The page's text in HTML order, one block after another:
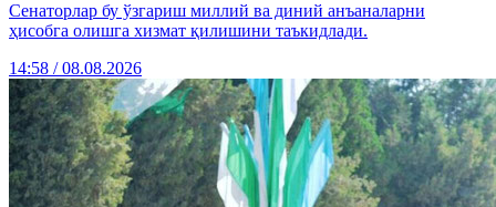
Сенаторлар бу ўзгариш миллий ва диний анъаналарни
ҳисобга олишга хизмат қилишини таъкидлади.
14:58 / 08.08.2026